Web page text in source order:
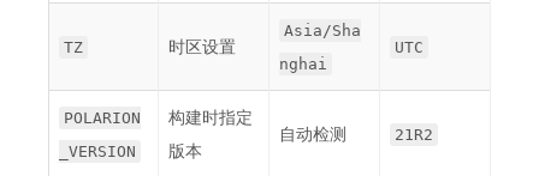
TZ 时区设置
Asia/Sha
nghai
UTC
POLARION
_VERSION
构建时指定
版本
自动检测 21R2